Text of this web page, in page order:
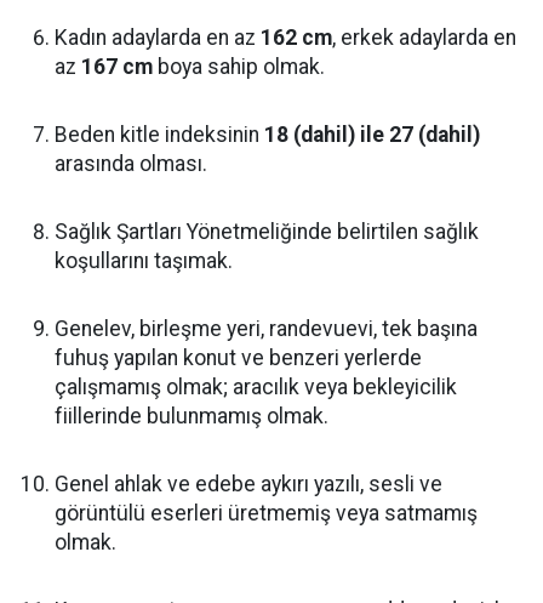
Kadın adaylarda en az 162 cm, erkek adaylarda en
az 167 cm boya sahip olmak.
Beden kitle indeksinin 18 (dahil) ile 27 (dahil)
arasında olması.
Sağlık Şartları Yönetmeliğinde belirtilen sağlık
koşullarını taşımak.
Genelev, birleşme yeri, randevuevi, tek başına
fuhuş yapılan konut ve benzeri yerlerde
çalışmamış olmak; aracılık veya bekleyicilik
fiillerinde bulunmamış olmak.
Genel ahlak ve edebe aykırı yazılı, sesli ve
görüntülü eserleri üretmemiş veya satmamış
olmak.